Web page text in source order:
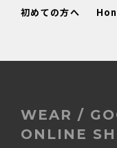
初めての方へ
WEAR /
ONLINE